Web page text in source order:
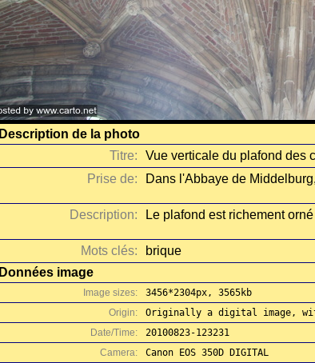
Description de la photo
Titre:
Vue verticale du plafond des
Prise de:
Dans l'Abbaye de
Description: Le plafond est richement
Mots clés:
brique
Données image
Image sizes:
3456*2304px, 3565kb
Origin:
Originally a digital image,
Date/Time:
20100823-123231
Camera:
Canon EOS 350D DIGITAL